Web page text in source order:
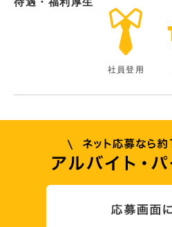
社員登用